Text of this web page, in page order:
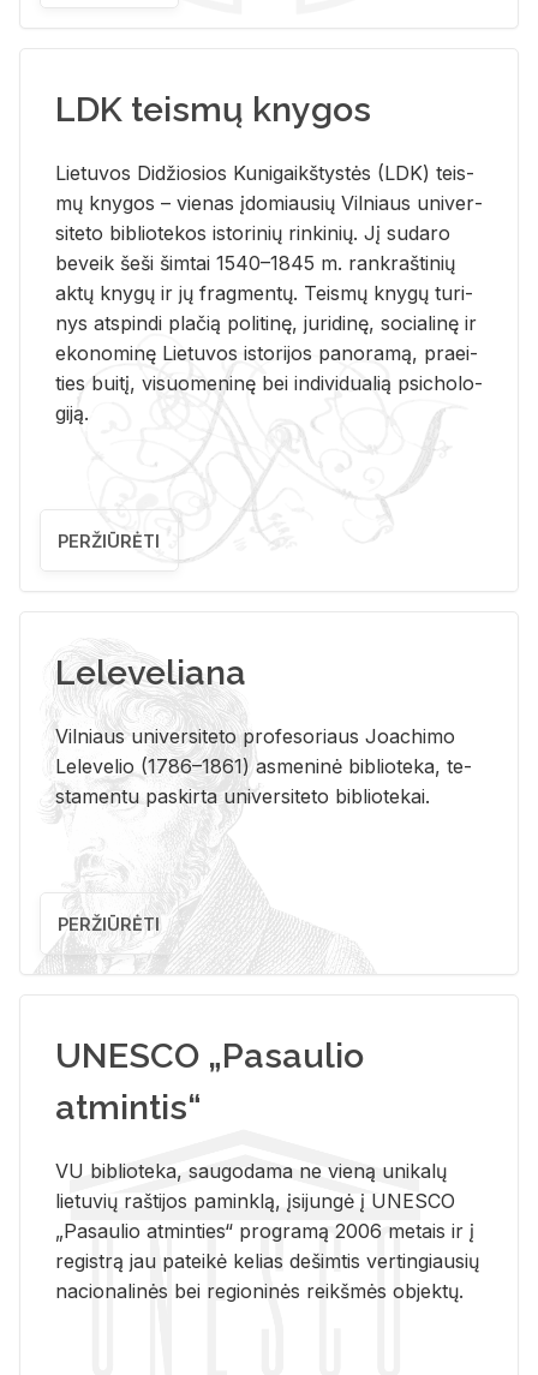
LDK teismų knygos
Lie­tu­vos Di­džio­sios Ku­ni­gaikš­tys­tės (LDK) teis­
mų kny­gos – vie­nas įdo­miau­sių Vil­niaus uni­ver­
si­te­to bi­b­lio­te­kos is­to­ri­nių rin­ki­nių. Jį su­da­ro
be­veik šeši šim­tai 1540–1845 m. rank­raš­ti­nių
aktų kny­gų ir jų frag­men­tų. Teis­mų kny­gų tu­ri­
nys at­spin­di pla­čią po­li­ti­nę, ju­ri­di­nę, so­cia­li­nę ir
eko­no­mi­nę Lie­tu­vos is­to­ri­jos pa­no­ra­mą, pra­ei­
ties bui­tį, vi­suo­me­ni­nę bei in­di­vi­dua­lią psi­cho­lo­
gi­ją.
PERŽIŪRĖTI
Leleveliana
Vil­niaus uni­ver­si­te­to pro­fe­so­riaus Jo­a­chi­mo
Le­le­ve­lio (1786–1861) as­me­ni­nė bi­b­lio­te­ka, te­
sta­men­tu pa­skir­ta uni­ver­si­te­to bi­b­lio­te­kai.
PERŽIŪRĖTI
UNESCO „Pasaulio
atmintis“
VU biblioteka, saugodama ne vieną unikalų
lietuvių raštijos paminklą, įsijungė į UNESCO
„Pasaulio atminties“ programą 2006 metais ir į
registrą jau pateikė kelias dešimtis vertingiausių
nacionalinės bei regioninės reikšmės objektų.